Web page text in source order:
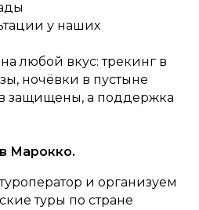
у наших
любой вкус: трекинг в
ночёвки в пустыне
защищены, а поддержка
Марокко.
и организуем
туры по стране